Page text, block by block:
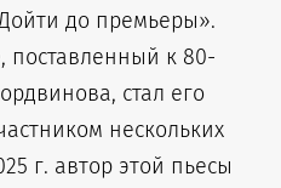
до премьеры».
поставленный к 80-
стал его
нескольких
г. автор этой пьесы